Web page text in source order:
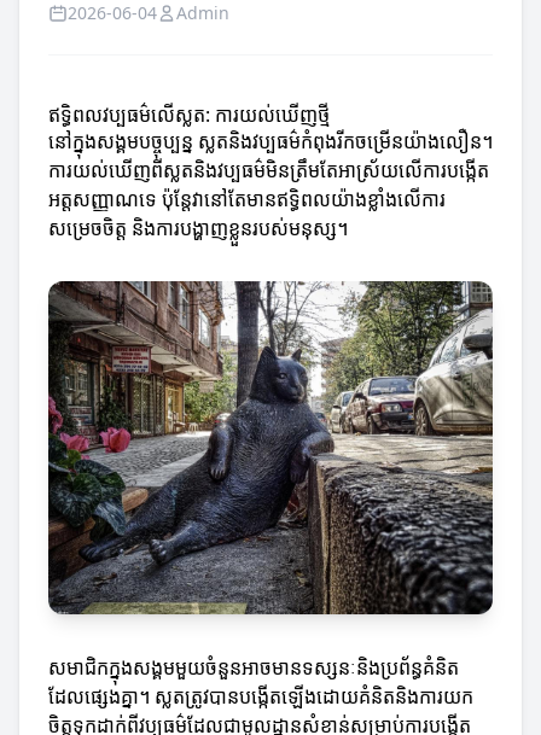
2026-06-04 Admin
ឥទ្ធិពលវប្បធម៌លើស្លត: ការយល់ឃើញថ្មី
នៅក្នុងសង្គមបច្ចុប្បន្ន ស្លតនិងវប្បធម៌កំពុងរីកចម្រើនយ៉ាងលឿន។
ការយល់ឃើញពីស្លតនិងវប្បធម៌មិនត្រឹមតែអាស្រ័យលើការបង្កើត
អត្តសញ្ញាណទេ ប៉ុន្តែវានៅតែមានឥទ្ធិពលយ៉ាងខ្លាំងលើការ
សម្រេចចិត្ត និងការបង្ហាញខ្លួនរបស់មនុស្ស។
សមាជិកក្នុងសង្គមមួយចំនួនអាចមានទស្សនៈនិងប្រព័ន្ធគំនិត
ដែលផ្សេងគ្នា។ ស្លតត្រូវបានបង្កើតឡើងដោយគំនិតនិងការយក
ចិត្តទុកដាក់ពីវប្បធម៌ដែលជាមូលដ្ឋានសំខាន់សម្រាប់ការបង្កើត